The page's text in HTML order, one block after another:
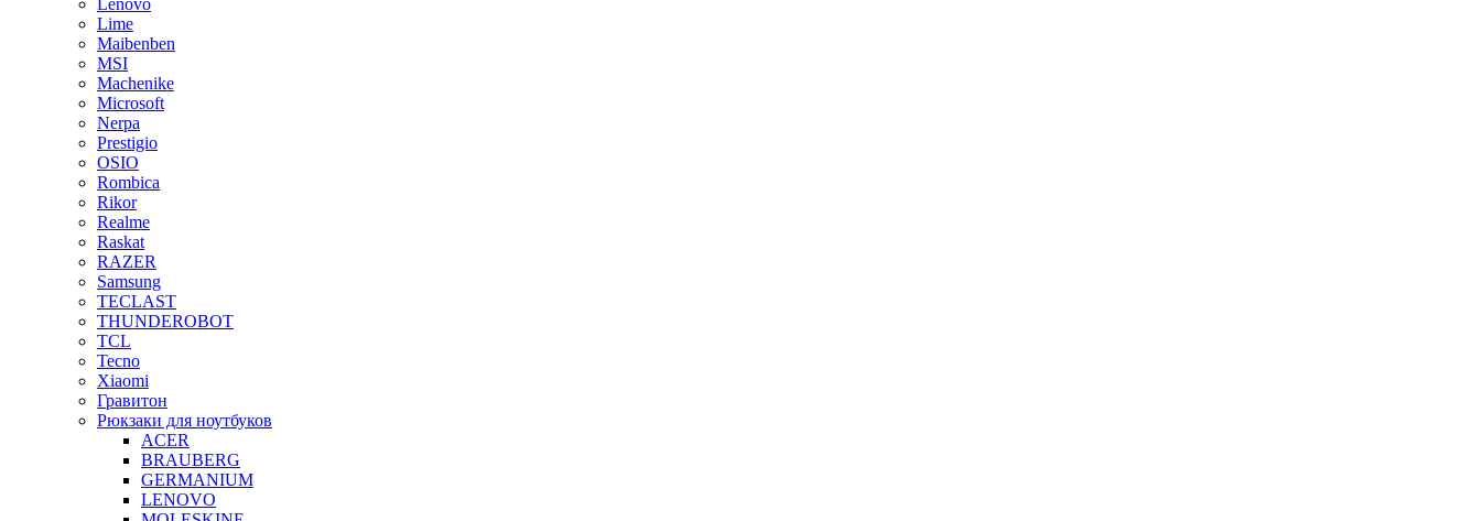
Lenovo
Lime
Maibenben
MSI
Machenike
Microsoft
Nerpa
Prestigio
OSIO
Rombica
Rikor
Realme
Raskat
RAZER
Samsung
TECLAST
THUNDEROBOT
TCL
Tecno
Xiaomi
Гравитон
Рюкзаки для ноутбуков
ACER
BRAUBERG
GERMANIUM
LENOVO